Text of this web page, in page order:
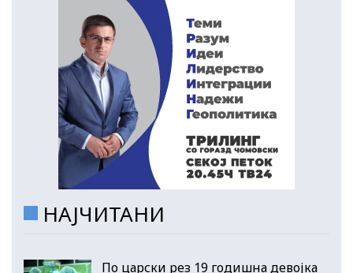
НАЈЧИТАНИ
По царски рез 19 годишна девојка